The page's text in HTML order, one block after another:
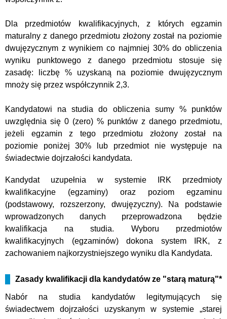
Dla przedmiotów kwalifikacyjnych, z których egzamin
maturalny z danego przedmiotu złożony został na poziomie
dwujęzycznym z wynikiem co najmniej 30% do obliczenia
wyniku punktowego z danego przedmiotu stosuje się
zasadę: liczbę % uzyskaną na poziomie dwujęzycznym
mnoży się przez współczynnik 2,3.
Kandydatowi na studia do obliczenia sumy % punktów
uwzględnia się 0 (zero) % punktów z danego przedmiotu,
jeżeli egzamin z tego przedmiotu złożony został na
poziomie poniżej 30% lub przedmiot nie występuje na
świadectwie dojrzałości kandydata.
Kandydat uzupełnia w systemie IRK przedmioty
kwalifikacyjne (egzaminy) oraz poziom egzaminu
(podstawowy, rozszerzony, dwujęzyczny). Na podstawie
wprowadzonych danych przeprowadzona będzie
kwalifikacja na studia. Wyboru przedmiotów
kwalifikacyjnych (egzaminów) dokona system IRK, z
zachowaniem najkorzystniejszego wyniku dla Kandydata.
Zasady kwalifikacji dla kandydatów ze "starą maturą"*
Nabór na studia kandydatów legitymujących się
świadectwem dojrzałości uzyskanym w systemie „starej